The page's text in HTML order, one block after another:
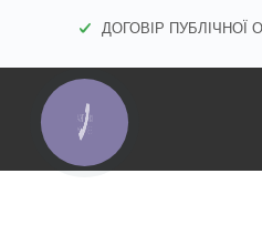
ДОГОВІР ПУБЛІЧНОЇ
КНОПКА
ЗВ'ЯЗКУ